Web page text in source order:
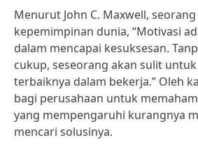
Menurut John C. Maxwell,
kepemimpinan dunia, “Motivasi
dalam mencapai kesuksesan.
cukup, seseorang akan sulit
terbaiknya dalam bekerja.” Oleh
bagi perusahaan untuk
yang mempengaruhi kurangnya
mencari solusinya.